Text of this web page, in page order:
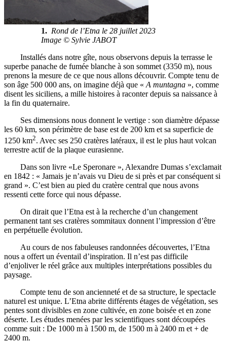
1. Rond de l’Etna le 28 juillet 2023
Image © Sylvie JABOT
Installés dans notre gîte, nous observons depuis la terrasse le
superbe panache de fumée blanche à son sommet (3350 m), nous
prenons la mesure de ce que nous allons découvrir. Compte tenu de
son âge 500 000 ans, on imagine déjà que « A muntagna », comme
disent les siciliens, a mille histoires à raconter depuis sa naissance à
la fin du quaternaire.
Ses dimensions nous donnent le vertige : son diamètre dépasse
les 60 km, son périmètre de base est de 200 km et sa superficie de
1250 km2. Avec ses 250 cratères latéraux, il est le plus haut volcan
terrestre actif de la plaque eurasienne.
Dans son livre «Le Speronare », Alexandre Dumas s’exclamait
en 1842 : « Jamais je n’avais vu Dieu de si près et par conséquent si
grand ». C’est bien au pied du cratère central que nous avons
ressenti cette force qui nous dépasse.
On dirait que l’Etna est à la recherche d’un changement
permanent tant ses cratères sommitaux donnent l’impression d’être
en perpétuelle évolution.
Au cours de nos fabuleuses randonnées découvertes, l’Etna
nous a offert un éventail d’inspiration. Il n’est pas difficile
d’enjoliver le réel grâce aux multiples interprétations possibles du
paysage.
Compte tenu de son ancienneté et de sa structure, le spectacle
naturel est unique. L’Etna abrite différents étages de végétation, ses
pentes sont divisibles en zone cultivée, en zone boisée et en zone
déserte. Les études menées par les scientifiques sont découpées
comme suit : De 1000 m à 1500 m, de 1500 m à 2400 m et + de
2400 m.